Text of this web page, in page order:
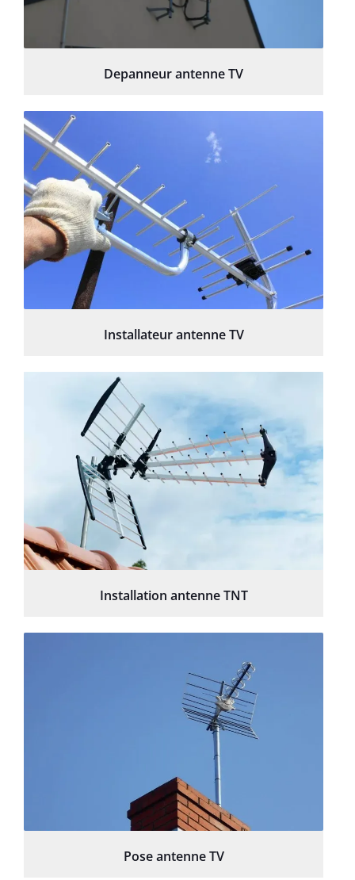
Depanneur antenne TV
Installateur antenne TV
Installation antenne TNT
Pose antenne TV